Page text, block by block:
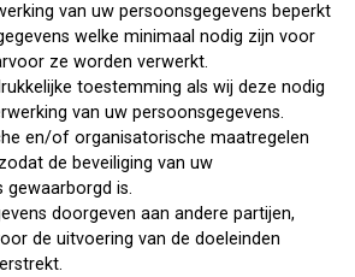
van uw persoonsgegevens beperkt
welke minimaal nodig zijn voor
ze worden verwerkt.
toestemming als wij deze nodig
van uw persoonsgegevens.
en/of organisatorische maatregelen
de beveiliging van uw
gewaarborgd is.
doorgeven aan andere partijen,
de uitvoering van de doeleinden